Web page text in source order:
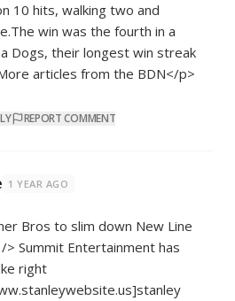
10 hits, walking two and
win was the fourth in a
Dogs, their longest win streak
articles from the BDN</p>
REPORT COMMENT
1 YEAR AGO
Bros to slim down New Line
> Summit Entertainment has
right